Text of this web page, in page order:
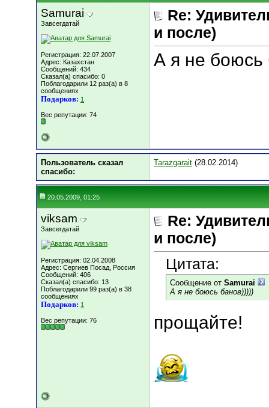
Samurai
Завсегдатай
Регистрация: 22.07.2007
Адрес: Казахстан
Сообщений: 434
Сказал(а) спасибо: 0
Поблагодарили 12 раз(а) в 8
сообщениях
Подарков: 1
Вес репутации: 74
Re:
и после)
А я не боюсь
Пользователь сказал
cпасибо:
Tarazgarait (28.02.2014)
20.05.2009, 01:25
viksam
Завсегдатай
Регистрация: 02.04.2008
Адрес: Сергиев Посад, Россия
Сообщений: 406
Сказал(а) спасибо: 13
Поблагодарили 99 раз(а) в 38
сообщениях
Подарков: 1
Вес репутации: 76
Re:
и после)
Цитата:
Сообщение от Samurai
А я не боюсь банов)))))
прощайте!